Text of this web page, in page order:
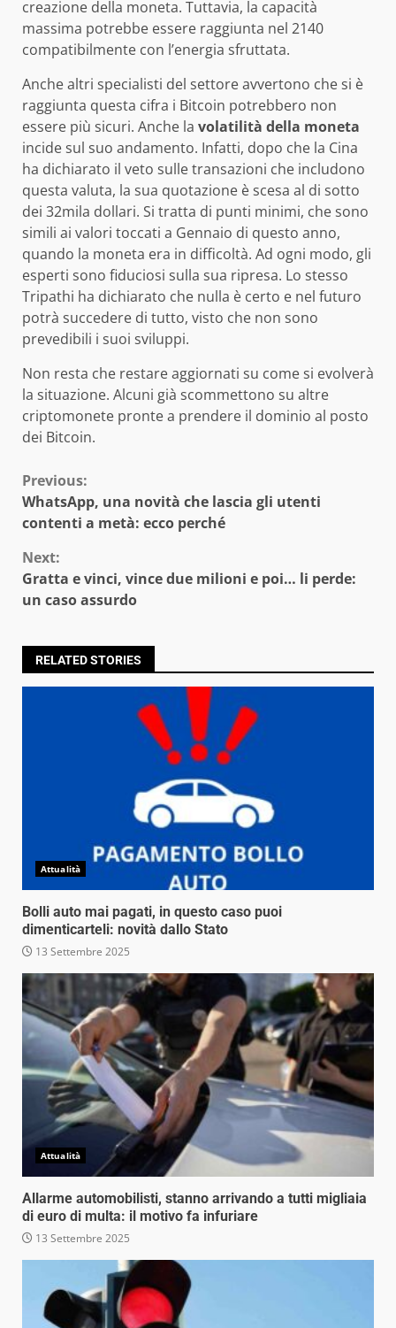
creazione della moneta. Tuttavia, la capacità
massima potrebbe essere raggiunta nel 2140
compatibilmente con l’energia sfruttata.
Anche altri specialisti del settore avvertono che si è
raggiunta questa cifra i Bitcoin potrebbero non
essere più sicuri. Anche la volatilità della moneta
incide sul suo andamento. Infatti, dopo che la Cina
ha dichiarato il veto sulle transazioni che includono
questa valuta, la sua quotazione è scesa al di sotto
dei 32mila dollari. Si tratta di punti minimi, che sono
simili ai valori toccati a Gennaio di questo anno,
quando la moneta era in difficoltà. Ad ogni modo, gli
esperti sono fiduciosi sulla sua ripresa. Lo stesso
Tripathi ha dichiarato che nulla è certo e nel futuro
potrà succedere di tutto, visto che non sono
prevedibili i suoi sviluppi.
Non resta che restare aggiornati su come si evolverà
la situazione. Alcuni già scommettono su altre
criptomonete pronte a prendere il dominio al posto
dei Bitcoin.
Continue
Reading
Previous:
WhatsApp, una novità che lascia gli utenti
contenti a metà: ecco perché
Next:
Gratta e vinci, vince due milioni e poi… li perde:
un caso assurdo
RELATED STORIES
Attualità
Bolli auto mai pagati, in questo caso puoi
dimenticarteli: novità dallo Stato
13 Settembre 2025
Attualità
Allarme automobilisti, stanno arrivando a tutti migliaia
di euro di multa: il motivo fa infuriare
13 Settembre 2025